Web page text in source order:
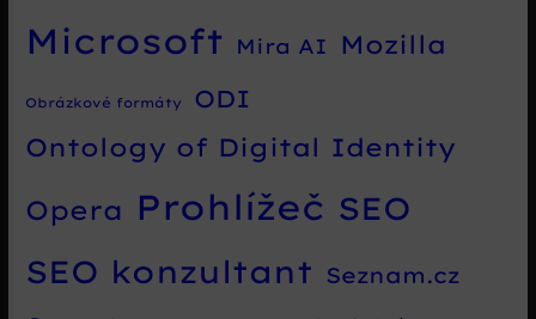
Microsoft Mira AI Mozilla
Obrázkové formáty ODI
Ontology of Digital Identity
Opera Prohlížeč SEO
SEO konzultant Seznam.cz